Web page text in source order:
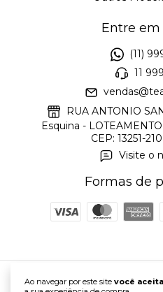
Ao navegar por este site você
Entre
(11)
11
RUA ANTONIO
Esquina -
CEP: 13251-
Visite o
Formas de
Tear Manual -